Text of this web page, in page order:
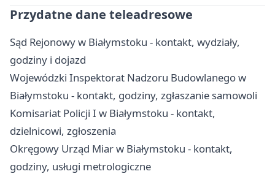
Przydatne dane teleadresowe
Sąd Rejonowy w Białymstoku - kontakt, wydziały,
godziny i dojazd
Wojewódzki Inspektorat Nadzoru Budowlanego w
Białymstoku - kontakt, godziny, zgłaszanie samowoli
Komisariat Policji I w Białymstoku - kontakt,
dzielnicowi, zgłoszenia
Okręgowy Urząd Miar w Białymstoku - kontakt,
godziny, usługi metrologiczne